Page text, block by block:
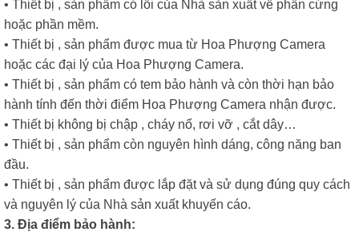
• Thiết bị , sản phẩm có lỗi của Nhà sản xuất về phần cứng
hoặc phần mềm.
• Thiết bị , sản phẩm được mua từ Hoa Phượng Camera
hoặc các đại lý của Hoa Phượng Camera.
• Thiết bị , sản phẩm có tem bảo hành và còn thời hạn bảo
hành tính đến thời điểm Hoa Phượng Camera nhận được.
• Thiết bị không bị chập , cháy nổ, rơi vỡ , cắt dây…
• Thiết bị , sản phẩm còn nguyên hình dáng, công năng ban
đầu.
• Thiết bị , sản phẩm được lắp đặt và sử dụng đúng quy cách
và nguyên lý của Nhà sản xuất khuyến cáo.
3. Địa điểm bảo hành: